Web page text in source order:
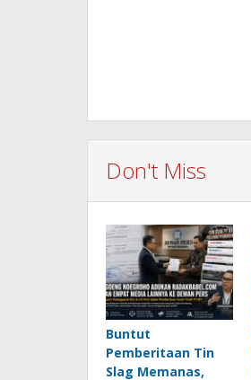
Don't Miss
Buntut
Pemberitaan Tin
Slag Memanas,